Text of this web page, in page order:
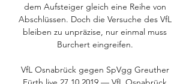
dem Aufsteiger gleich eine Reihe von
Abschlüssen. Doch die Versuche des VfL
bleiben zu unpräzise, nur einmal muss
Burchert eingreifen.
VfL Osnabrück gegen SpVgg Greuther